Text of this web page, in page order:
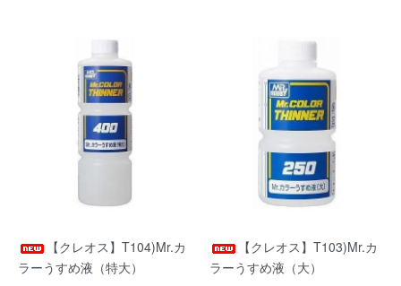
【クレオス】T104)Mr.カ
ラーうすめ液（特大）
【クレオス】T103)Mr.カ
ラーうすめ液（大）